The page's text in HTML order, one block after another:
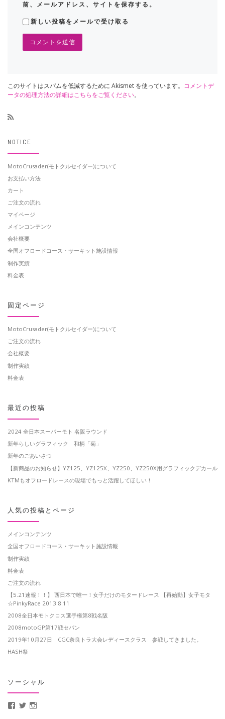
前、メールアドレス、サイトを保存する。
新しい投稿をメールで受け取る
このサイトはスパムを低減するために Akismet を使っています。 コメントデ
ータの処理方法の詳細はこちらをご覧ください。
NOTICE
MotoCrusader(モトクルセイダー)について
お支払い方法
カート
ご注文の流れ
マイページ
メインコンテンツ
会社概要
全国オフロードコース・サーキット施設情報
制作実績
料金表
固定ページ
MotoCrusader(モトクルセイダー)について
ご注文の流れ
会社概要
制作実績
料金表
最近の投稿
2024 全日本スーパーモト 名阪ラウンド
新年らしいグラフィック 和柄「菊」
新年のごあいさつ
【新商品のお知らせ】YZ125、YZ125X、YZ250、YZ250X用グラフィックデカール
KTMもオフロードレースの現場でもっと活躍してほしい！
人気の投稿とページ
メインコンテンツ
全国オフロードコース・サーキット施設情報
制作実績
料金表
ご注文の流れ
【5.21速報！！】 西日本で唯一！女子だけのモタードレース 【再始動】女子モタ
☆PinkyRace 2013.8.11
2008全日本モトクロス選手権第8戦名阪
2008motoGP第17戦セパン
2019年10月27日 CGC奈良トラ大会レディースクラス 参戦してきました。
HASH祭
ソーシャル
MotoCrusader さんのプロフィールを Facebook で表示
@MotoCrusader さんのプロフィールを Twitter で表示